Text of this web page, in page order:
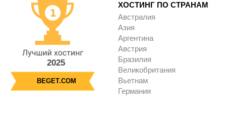
2025
BEGET.COM
ХОСТИНГ ПО СТРАНАМ
Австралия
Азия
Аргентина
Австрия
Бразилия
Великобритания
Вьетнам
Германия